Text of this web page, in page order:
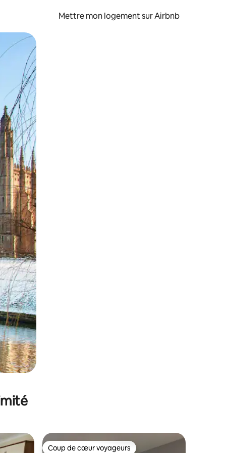
Mettre mon logement sur Airbnb
glisser.
Coup de cœur voyageurs